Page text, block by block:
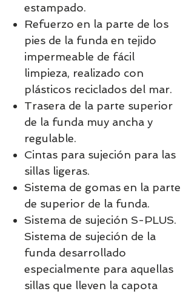
estampado.
Refuerzo en la parte de los
pies de la funda en tejido
impermeable de fácil
limpieza, realizado con
plásticos reciclados del mar.
Trasera de la parte superior
de la funda muy ancha y
regulable.
Cintas para sujeción para las
sillas ligeras.
Sistema de gomas en la parte
de superior de la funda.
Sistema de sujeción S-PLUS.
Sistema de sujeción de la
funda desarrollado
especialmente para aquellas
sillas que lleven la capota